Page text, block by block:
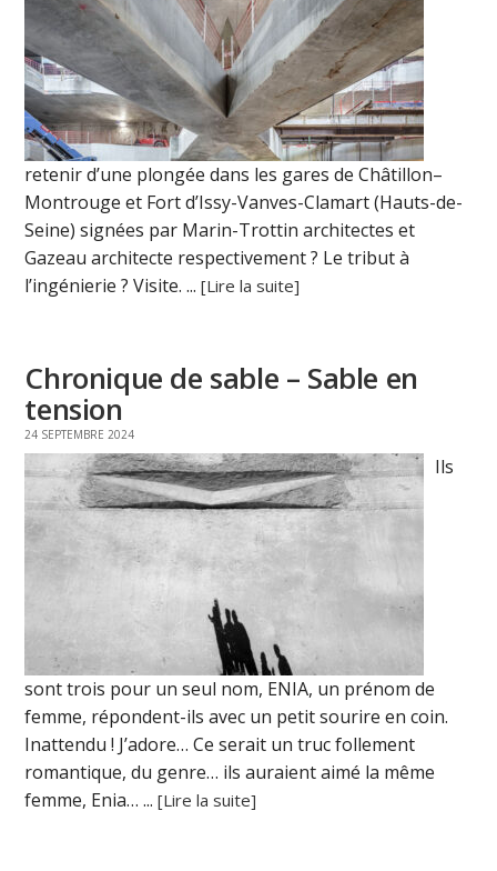
retenir d’une plongée dans les gares de Châtillon–
Montrouge et Fort d’Issy-Vanves-Clamart (Hauts-de-
Seine) signées par Marin-Trottin architectes et
Gazeau architecte respectivement ? Le tribut à
l’ingénierie ? Visite. ...[Lire la suite]
Chronique de sable – Sable en
tension
24 SEPTEMBRE 2024
Ils
sont trois pour un seul nom, ENIA, un prénom de
femme, répondent-ils avec un petit sourire en coin.
Inattendu ! J’adore… Ce serait un truc follement
romantique, du genre… ils auraient aimé la même
femme, Enia… ...[Lire la suite]